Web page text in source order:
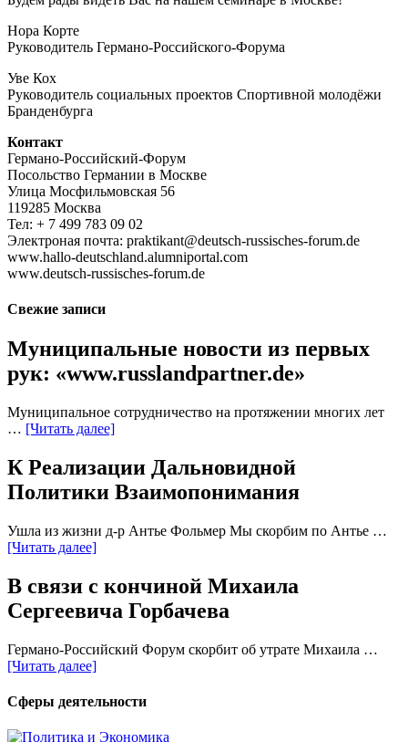
Нора Корте
Руководитель Германо-Российского-Форума
Уве Кох
Руководитель социальных проектов Спортивной молодёжи
Бранденбурга
Контакт
Германо-Российский-Форум
Посольство Германии в Москве
Улица Мосфильмовская 56
119285 Moсква
Тел: + 7 499 783 09 02
Электроная почта: praktikant@deutsch-russisches-forum.de
www.hallo-deutschland.alumniportal.com
www.deutsch-russisches-forum.de
Свежие записи
Муниципальные новости из первых
рук: «www.russlandpartner.de»
Муниципальное сотрудничество на протяжении многих лет
… [Читать далее]
К Реализации Дальновидной
Политики Взаимопонимания
Ушла из жизни д-р Антье Фольмер Мы скорбим по Антье …
[Читать далее]
В связи с кончиной Михаила
Сергеевича Горбачева
Германо-Российский Форум скорбит об утрате Михаила …
[Читать далее]
Сферы деятельности